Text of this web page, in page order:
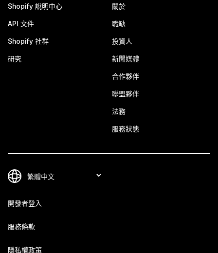
Shopify 說明中心
API 文件
Shopify 社群
研究
關於
職缺
投資人
新聞媒體
合作夥伴
聯盟夥伴
法務
服務狀態
開發者登入
服務條款
隱私權政策